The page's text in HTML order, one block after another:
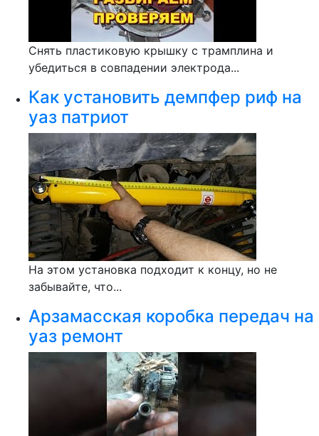
Снять пластиковую крышку с трамплина и
убедиться в совпадении электрода...
Как установить демпфер риф на
уаз патриот
На этом установка подходит к концу, но не
забывайте, что...
Арзамасская коробка передач на
уаз ремонт